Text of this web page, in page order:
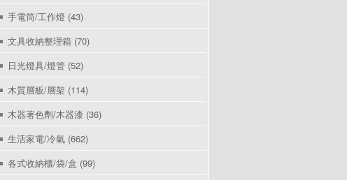
手電筒/工作燈 (43)
文具收納整理箱 (70)
日光燈具/燈管 (52)
木質層板/層架 (114)
木器著色劑/木器漆 (36)
生活家電/冷氣 (662)
各式收納櫃/袋/盒 (99)